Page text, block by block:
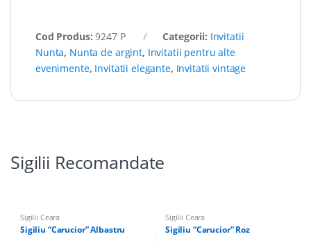
Cod Produs:9247 P Categorii: Invitatii
Nunta, Nunta de argint, Invitatii pentru alte
evenimente, Invitatii elegante, Invitatii vintage
Sigilii Recomandate
Sigilii Ceara
Sigiliu “Carucior” Albastru
Sigilii Ceara
Sigiliu “Carucior” Roz